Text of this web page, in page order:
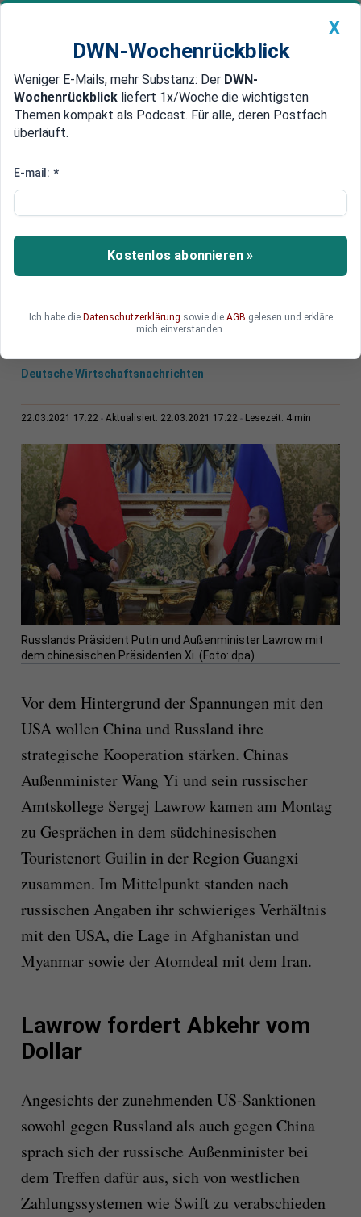
Newsticker MEIN DWN: Geldanlage Premium
Edelmetalle DWN-Magazin China
Strategische Allianz mit China:
US-Dollar
Der russische Außenminister Sergej Lawrow
fordert eine schrittweise Abkopplung Russlands
Deutsche Wirtschaftsnachrichten
22.03.2021 17:22 Aktualisiert: 22.03.2021 17:22 Lesezeit: 4 min
Russlands Präsident Putin und Außenminister Lawrow mit
dem chinesischen Präsidenten Xi. (Foto: dpa)
Vor dem Hintergrund der Spannungen mit den
USA wollen China und Russland ihre
strategische Kooperation stärken. Chinas
Außenminister Wang Yi und sein russischer
Amtskollege Sergej Lawrow kamen am Montag
zu Gesprächen in dem südchinesischen
Touristenort Guilin in der Region Guangxi
zusammen. Im Mittelpunkt standen nach
russischen Angaben ihr schwieriges Verhältnis
mit den USA, die Lage in Afghanistan und
Myanmar sowie der Atomdeal mit dem Iran.
Lawrow fordert Abkehr vom
Dollar
Angesichts der zunehmenden US-Sanktionen
sowohl gegen Russland als auch gegen China
sprach sich der russische Außenminister bei
dem Treffen dafür aus, sich von westlichen
Zahlungssystemen wie Swift zu verabschieden
X
DWN-Wochenrückblick
Weniger E-Mails, mehr Substanz: Der DWN-
Wochenrückblick liefert 1x/Woche die wichtigsten
Themen kompakt als Podcast. Für alle, deren Postfach
überläuft.
E-mail: *
Kostenlos abonnieren »
Ich habe die Datenschutzerklärung sowie die AGB gelesen und erkläre
mich einverstanden.